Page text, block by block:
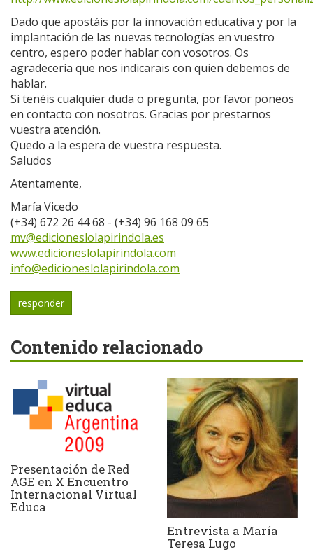
Dado que apostáis por la innovación educativa y por la
implantación de las nuevas tecnologías en vuestro
centro, espero poder hablar con vosotros. Os
agradecería que nos indicarais con quien debemos de
hablar.
Si tenéis cualquier duda o pregunta, por favor poneos
en contacto con nosotros. Gracias por prestarnos
vuestra atención.
Quedo a la espera de vuestra respuesta.
Saludos
Atentamente,
María Vicedo
(+34) 672 26 44 68 - (+34) 96 168 09 65
mv@edicioneslolapirindola.es
www.edicioneslolapirindola.com
info@edicioneslolapirindola.com
responder
Contenido relacionado
Presentación de Red
AGE en X Encuentro
Internacional Virtual
Educa
Entrevista a María
Teresa Lugo